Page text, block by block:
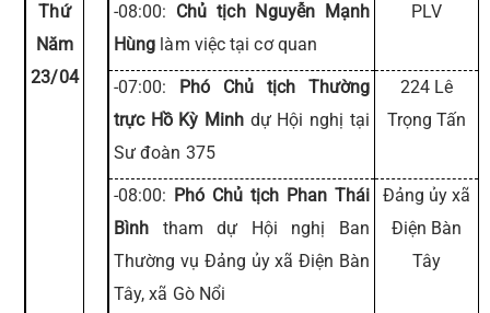
Thứ
Năm
23/04
-08:00: Chủ tịch Nguyễn Mạnh
Hùng làm việc tại cơ quan
PLV
-07:00: Phó Chủ tịch Thường
trực Hồ Kỳ Minh dự Hội nghị tại
Sư đoàn 375
224 Lê
Trọng Tấn
-08:00: Phó Chủ tịch Phan Thái
Bình tham dự Hội nghị Ban
Thường vụ Đảng ủy xã Điện Bàn
Tây, xã Gò Nổi
Đảng ủy xã
Điện Bàn
Tây